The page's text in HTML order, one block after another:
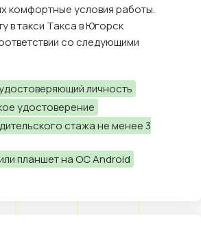
комфортные условия работы.
в такси Такса в Югорск
со следующими
личность
удостоверение
стажа не менее 3
планшет на ОС Android